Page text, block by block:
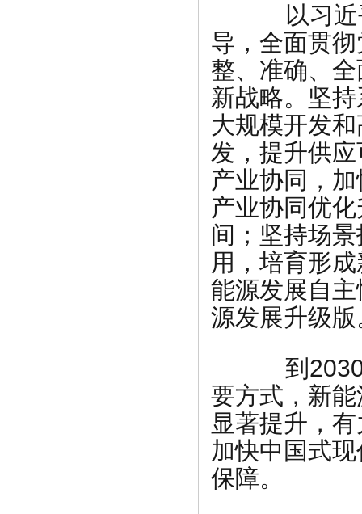
以习近平
导，全面贯
整、准确、
新战略。坚
大规模开发
发，提升供
产业协同，
产业协同优
间；坚持场
用，培育形
能源发展自
源发展升级版
到2030
要方式，新
显著提升，
加快中国式
保障。